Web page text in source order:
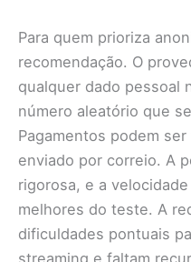
Para quem prioriza
recomendação. O
qualquer dado pessoal
número aleatório que
Pagamentos podem
enviado por correio. A
rigorosa, e a
melhores do teste. A
dificuldades pontuais